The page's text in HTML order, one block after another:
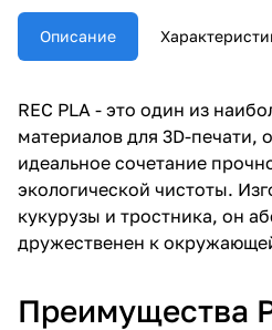
Описание
REC PLA - это один из
материалов для 3D-печати,
идеальное сочетание
экологической чистоты.
кукурузы и тростника, он
дружественен к
Преимущества